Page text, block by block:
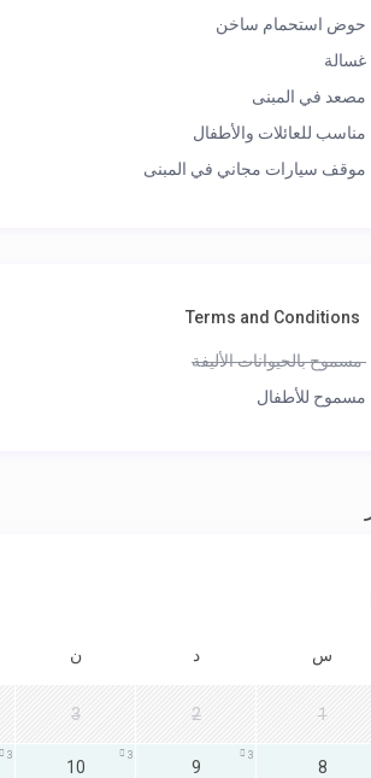
حوض استحمام ساخن
غسالة
مصعد في المبنى
مناسب للعائلات والأطفال
موقف سيارات مجاني في المبنى
Terms and Conditions
مسموح بالحيوانات الأليفة
مسموح للأطفال
س د ن
1
2
3
8
9
3
10
3
3